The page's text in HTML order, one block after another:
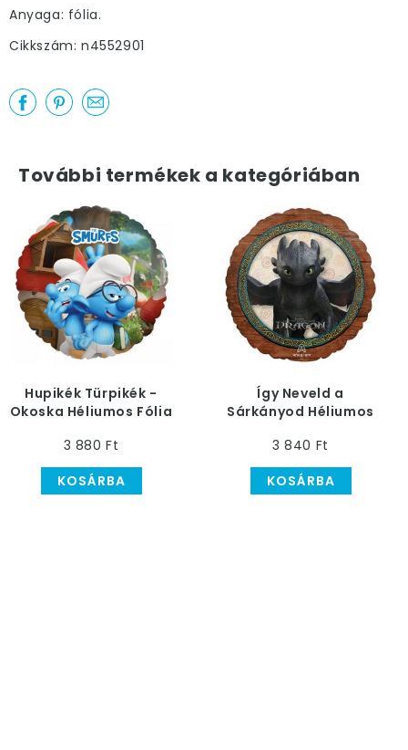
Anyaga: fólia.
Cikkszám: n4552901
További termékek a kategóriában
Hupikék Türpikék -
Okoska Héliumos Fólia
3 880 Ft
KOSÁRBA
Így Neveld a
Sárkányod Héliumos
3 840 Ft
KOSÁRBA